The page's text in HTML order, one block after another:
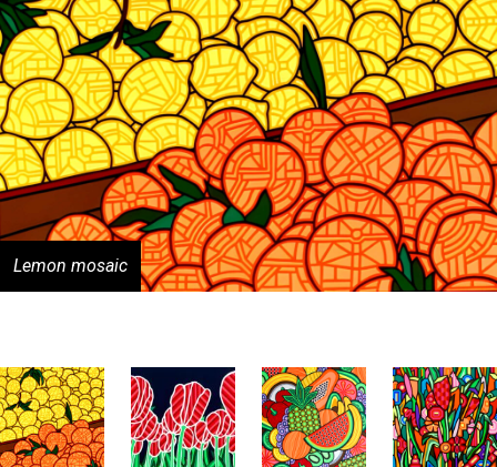
Lemon mosaic